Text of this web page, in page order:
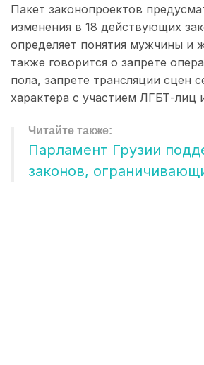
Пакет законопроектов
изменения в 18 действующих
определяет понятия мужчины и
также говорится о запрете
пола, запрете трансляции сцен
характера с участием ЛГБТ-лиц
Парламент Грузии
законов,